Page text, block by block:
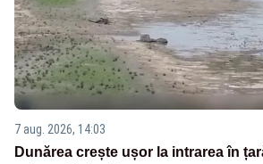
7 aug. 2026, 14:03
Dunărea crește ușor la intrarea în